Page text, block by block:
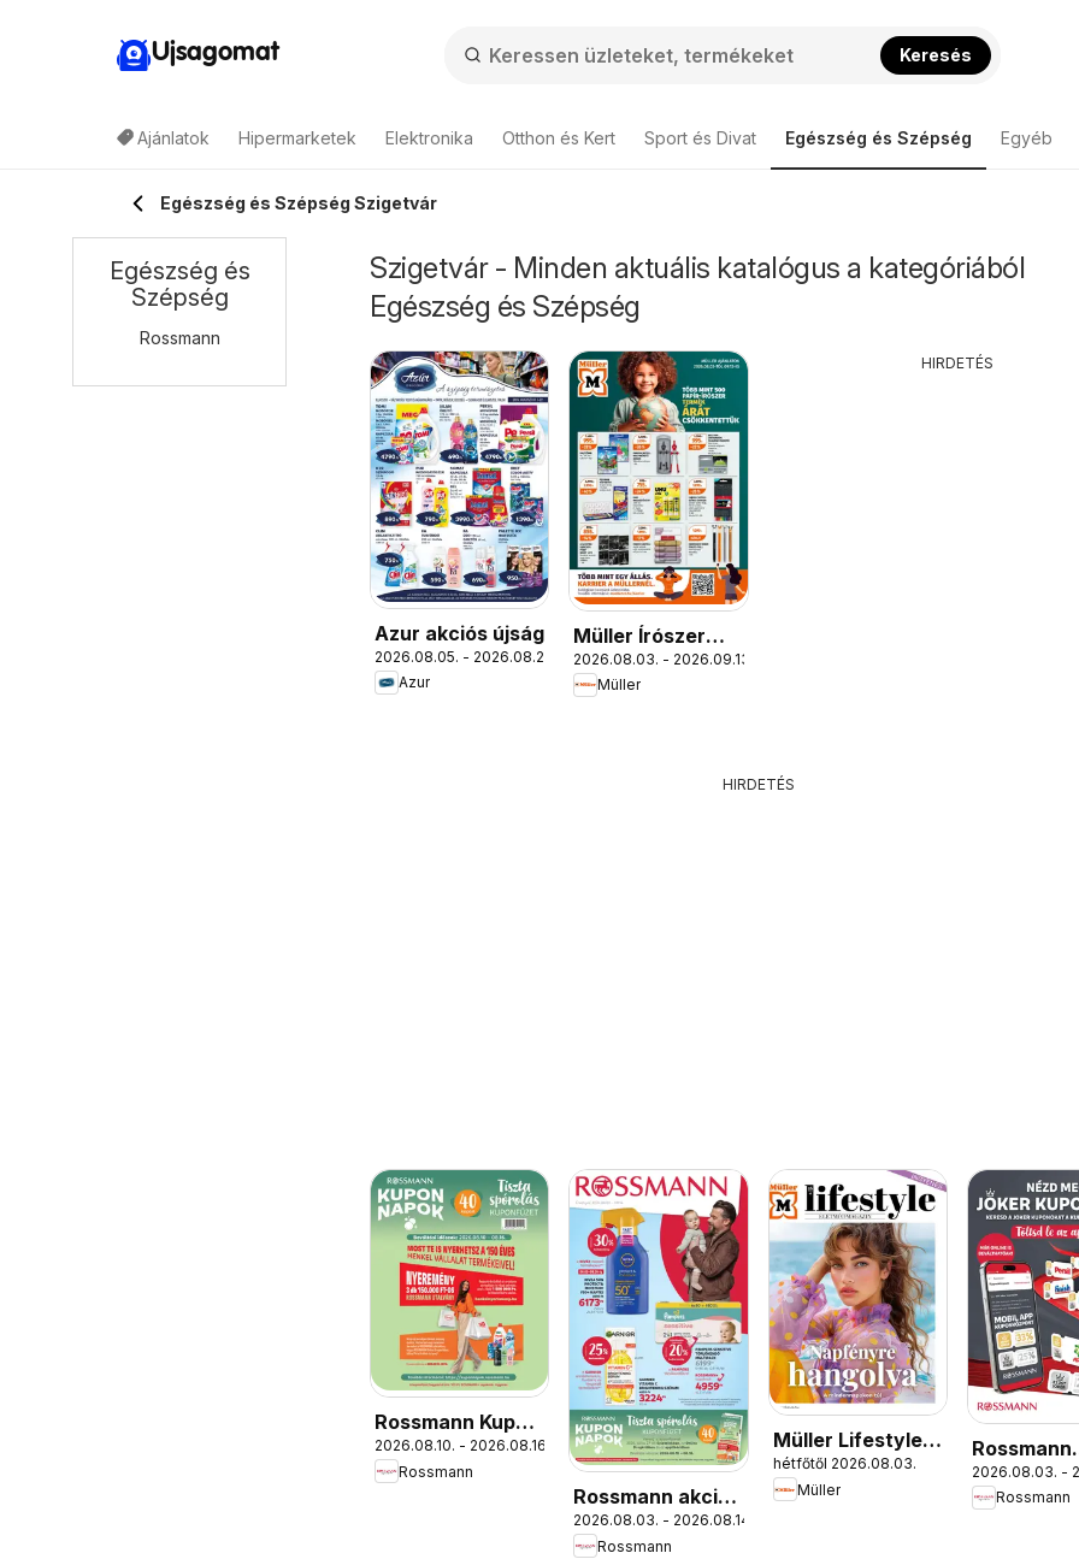
Ujsagomat Keresés
Ajánlatok Hipermarketek Elektronika Otthon és Kert Sport és Divat Egészség és Szépség Egyéb
Egészség és Szépség Szigetvár
Szigetvár - Minden aktuális katalógus a kategóriából
Egészség és Szépség
Azur akciós újság
2026.08.05. - 2026.08.22.
Azur
Müller Írószer
ajánlatok
2026.08.03. - 2026.09.13.
Müller
HIRDETÉS
HIRDETÉS
Rossmann Kupon
Napok
2026.08.10. - 2026.08.16.
Rossmann
Rossmann akciós
újság
2026.08.03. - 2026.08.14.
Rossmann
Müller Lifestyle
magazin
hétfőtől 2026.08.03.
Müller
Rossmann
Szórólap
2026.08.03. -
Rossmann
Egészség és
Szépség
Rossmann